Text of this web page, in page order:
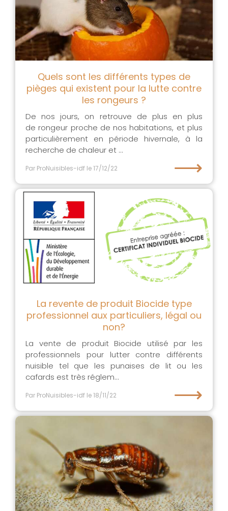
Quels sont les différents types de
pièges qui existent pour la lutte contre
les rongeurs ?
De nos jours, on retrouve de plus en plus
de rongeur proche de nos habitations, et plus
particulièrement en période hivernale, à la
recherche de chaleur et ...
Par ProNuisibles-idf le 17/12/22 ⟶
La revente de produit Biocide type
professionnel aux particuliers, légal ou
non?
La vente de produit Biocide utilisé par les
professionnels pour lutter contre différents
nuisible tel que les punaises de lit ou les
cafards est très réglem...
Par ProNuisibles-idf le 18/11/22 ⟶